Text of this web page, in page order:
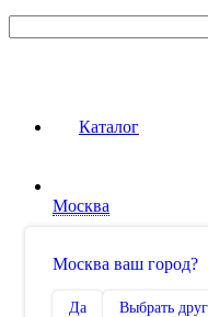
Каталог
Москва
Москва ваш город?
Да Выбрать
0
Избранное